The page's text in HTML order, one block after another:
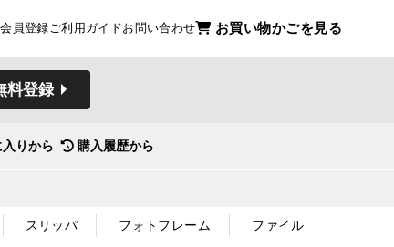
員登録ご利用ガイドお問い合わせ お買い物かごを見る
料登録
りから 購入履歴から
スリッパ フォトフレーム ファイル